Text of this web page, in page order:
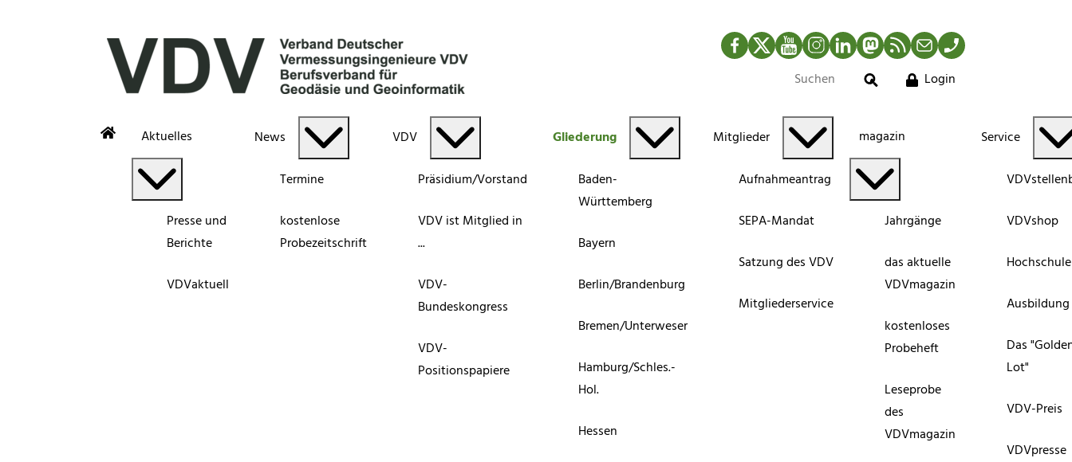
Facebook
TwitterYouTubeInstagram
LinkedInMastodonRSS-Newsfeed
MailTelefon
Suche
Login
Aktuelles
Presse und
Berichte
VDVaktuell
News
Termine
kostenlose
Probezeitschrift
VDV
Präsidium/Vorstand
VDV ist Mitglied in
...
VDV-
Bundeskongress
VDV-
Positionspapiere
Gliederung
Baden-
Württemberg
Bayern
Berlin/Brandenburg
Bremen/Unterweser
Hamburg/Schles.-
Hol.
Hessen
Mitglieder
Aufnahmeantrag
SEPA-Mandat
Satzung des VDV
Mitgliederservice
magazin
Jahrgänge
das aktuelle
VDVmagazin
kostenloses
Probeheft
Leseprobe
des
VDVmagazin
Service
VDVshop
Ausbildung
Das
Lot"
VDV-Preis
VDVpresse